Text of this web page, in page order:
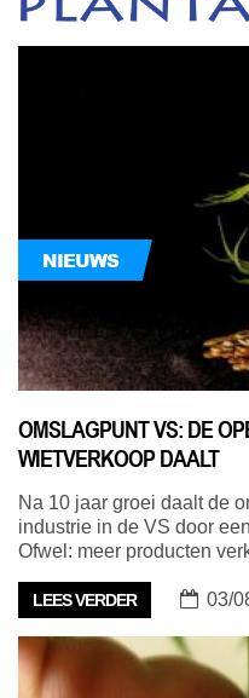
NIEUWS
OMSLAGPUNT VS: DE
WIETVERKOOP DAALT
Na 10 jaar groei daalt de
industrie in de VS door
Ofwel: meer producten
LEES VERDER 03/